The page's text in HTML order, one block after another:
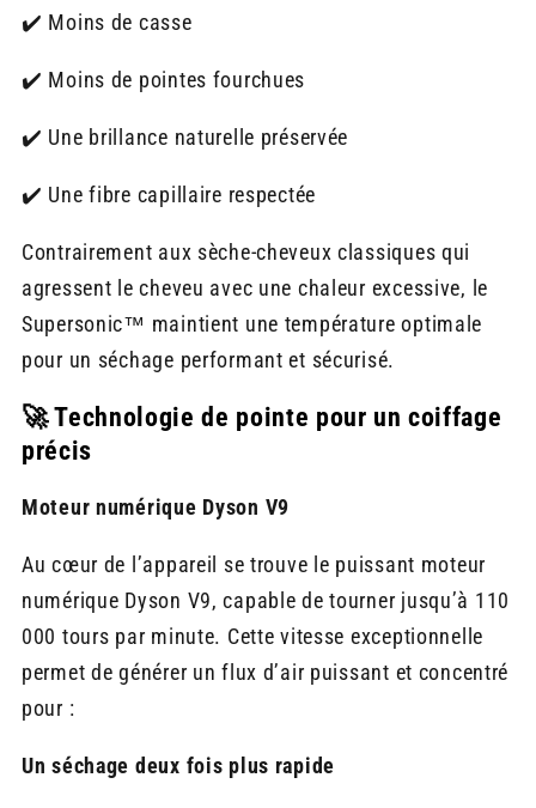
✔️ Moins de casse
✔️ Moins de pointes fourchues
✔️ Une brillance naturelle préservée
✔️ Une fibre capillaire respectée
Contrairement aux sèche-cheveux classiques qui
agressent le cheveu avec une chaleur excessive, le
Supersonic™ maintient une température optimale
pour un séchage performant et sécurisé.
🚀 Technologie de pointe pour un coiffage
précis
Moteur numérique Dyson V9
Au cœur de l’appareil se trouve le puissant moteur
numérique Dyson V9, capable de tourner jusqu’à 110
000 tours par minute. Cette vitesse exceptionnelle
permet de générer un flux d’air puissant et concentré
pour :
Un séchage deux fois plus rapide